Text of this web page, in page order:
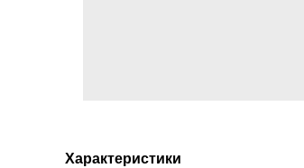
Характеристики